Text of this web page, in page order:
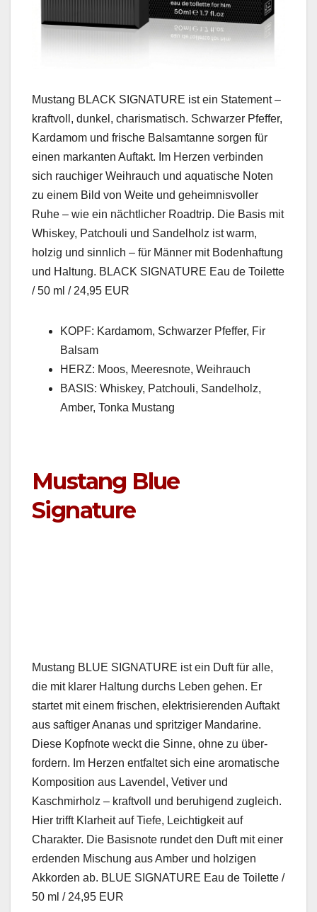
Mus­tang BLACK SIGNATURE ist ein State­ment –
kraftvoll, dunkel, charis­ma­tisch. Schwarz­er Pfef­fer,
Kar­damom und frische Bal­sam­tanne sor­gen für
einen markan­ten Auf­takt. Im Herzen verbinden
sich rauchiger Weihrauch und aquatis­che Noten
zu einem Bild von Weite und geheimnisvoller
Ruhe – wie ein nächtlich­er Road­trip. Die Basis mit
Whiskey, Patchouli und Sandel­holz ist warm,
holzig und sinnlich – für Män­ner mit Boden­haf­tung
und Hal­tung. BLACK SIGNATURE Eau de Toi­lette
/ 50 ml / 24,95 EUR
KOPF: Kar­damom, Schwarz­er Pfef­fer, Fir
Bal­sam
HERZ: Moos, Meeres­note, Weihrauch
BASIS: Whiskey, Patchouli, Sandel­holz,
Amber, Ton­ka Mus­tang
Mustang Blue
Signature
Mus­tang BLUE SIGNATURE ist ein Duft für alle,
die mit klar­er Hal­tung durchs Leben gehen. Er
startet mit einem frischen, elek­trisieren­den Auf­takt
aus saftiger Ananas und spritziger Man­darine.
Diese Kopfnote weckt die Sinne, ohne zu über­
fordern. Im Herzen ent­fal­tet sich eine aro­ma­tis­che
Kom­po­si­tion aus Laven­del, Vetiv­er und
Kaschmirholz – kraftvoll und beruhi­gend zugle­ich.
Hier trifft Klarheit auf Tiefe, Leichtigkeit auf
Charak­ter. Die Basis­note run­det den Duft mit ein­er
erden­den Mis­chung aus Amber und holzi­gen
Akko­r­den ab. BLUE SIGNATURE Eau de Toi­lette /
50 ml / 24,95 EUR